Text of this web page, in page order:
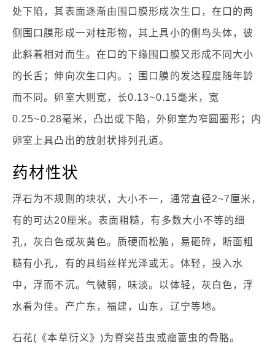
处下陷，其表面逐渐由围口膜形成次生口，在口的两
侧围口膜形成一对柱形物，其上具小的侧鸟头体，彼
此斜着相对而生。在口的下缘围口膜又形成不同大小
的长舌；伸向次生口内。；围口膜的发达程度随年龄
而不同。卵室大则宽，长0.13~0.15毫米，宽
0.25~0.28毫米，凸出或下陷，外卵室为窄圆圈形；内
卵室上具凸出的放射状排列孔道。
药材性状
浮石为不规则的块状，大小不一，通常直径2~7厘米，
有的可达20厘米。表面粗糙，有多数大小不等的细
孔，灰白色或灰黄色。质硬而松脆，易砸碎，断面粗
糙有小孔，有的具绢丝样光泽或无。体轻，投入水
中，浮而不沉。气微弱，味淡。以体轻，灰白色，浮
水看为佳。产广东，福建，山东，辽宁等地。
石花(《本草衍义》)为脊突苔虫或瘤蔷虫的骨胳。